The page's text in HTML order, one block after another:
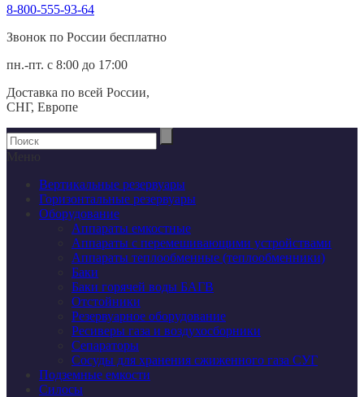
8-800-555-93-64
Звонок по России беcплатно
пн.-пт. с 8:00 до 17:00
Доставка по всей России,
СНГ, Европе
Вертикальные резервуары
Горизонтальные резервуары
Оборудование
Аппараты емкостные
Аппараты с перемешивающими устройствами
Аппараты теплообменные (теплообменники)
Баки
Баки горячей воды БАГВ
Отстойники
Резервуарное оборудование
Ресиверы газа и воздухосборники
Сепараторы
Сосуды для хранения сжиженного газа СУГ
Подземные емкости
Силосы